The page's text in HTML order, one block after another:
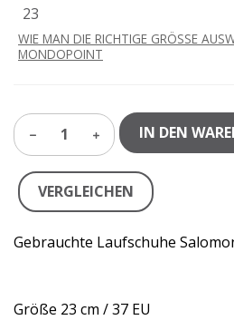
23
WIE MAN DIE RICHTIGE GRÖSSE
MONDOPOINT
1 IN DEN
VERGLEICHEN
Gebrauchte Laufschuhe
Größe 23 cm / 37 EU